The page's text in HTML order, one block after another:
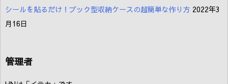
シールを貼るだけ！ブック型収納ケースの超簡単な作り方 2022年3
月16日
管理者